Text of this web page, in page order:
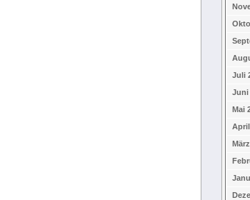
Juli
Juni
Mai
April